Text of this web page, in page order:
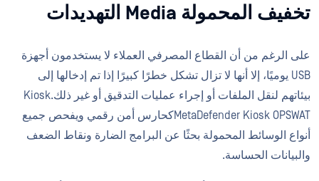
تخفيف المحمولة Media التهديدات
على الرغم من أن القطاع المصرفي العملاء لا يستخدمون أجهزة
USB يوميًا، إلا أنها لا تزال تشكل خطرًا كبيرًا إذا تم إدخالها إلى
بيئاتهم لنقل الملفات أو إجراء عمليات التدقيق أو غير ذلك.Kiosk
MetaDefender Kiosk OPSWATكحارس أمن رقمي ويفحص جميع
أنواع الوسائط المحمولة بحثًا عن البرامج الضارة ونقاط الضعف
والبيانات الحساسة.